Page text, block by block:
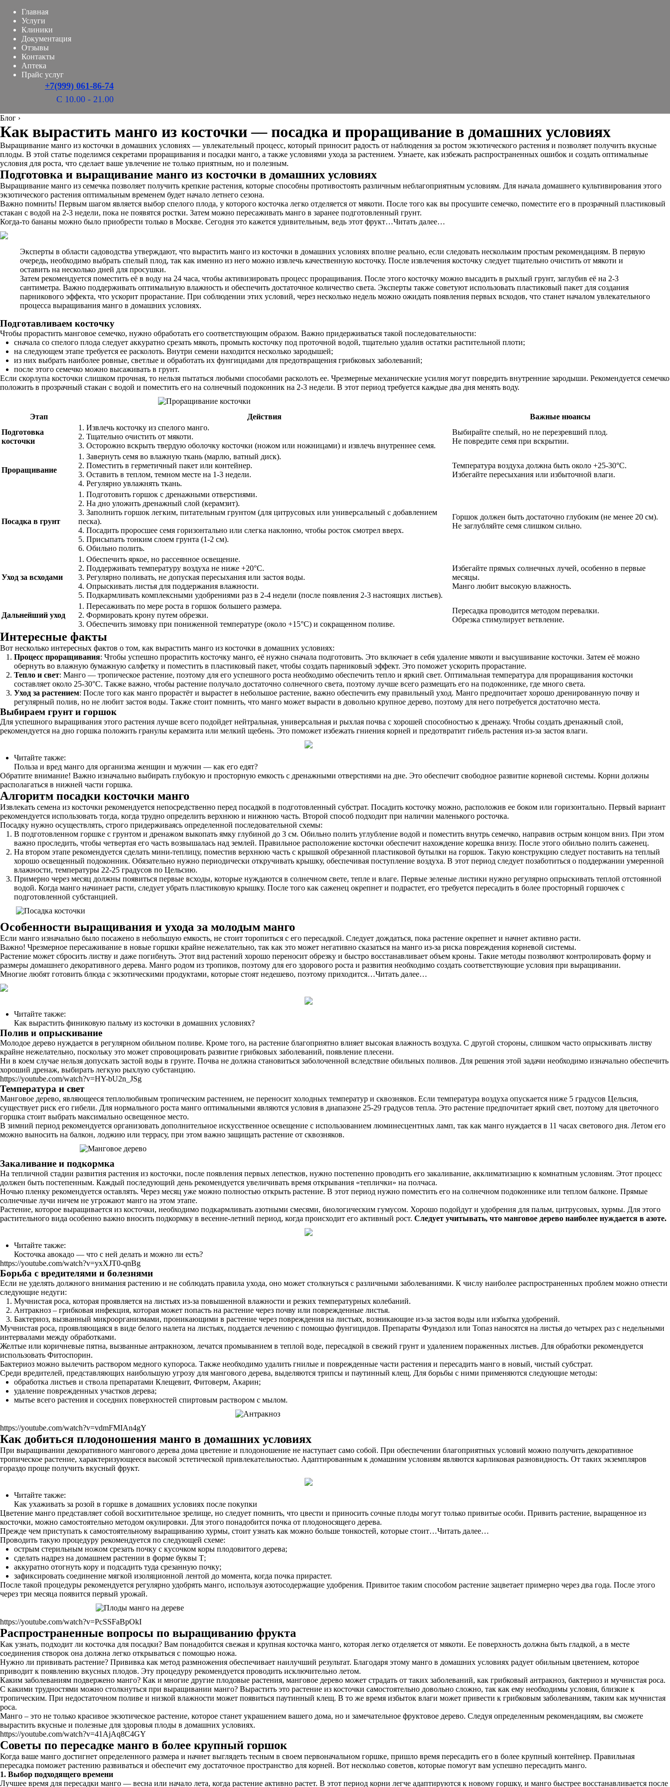
Главная
Услуги
Клиники
Документация
Отзывы
Контакты
Аптека
Прайс услуг
+7(999) 061-86-74
С 10.00 - 21.00
Блог ›
Как вырастить манго из косточки — посадка и проращивание в домашних условиях
Выращивание манго из косточки в домашних условиях — увлекательный процесс, который приносит радость от наблюдения за ростом экзотического растения и позволяет получить вкусные
плоды. В этой статье поделимся секретами проращивания и посадки манго, а также условиями ухода за растением. Узнаете, как избежать распространенных ошибок и создать оптимальные
условия для роста, что сделает ваше увлечение не только приятным, но и полезным.
Подготовка и выращивание манго из косточки в домашних условиях
Выращивание манго из семечка позволяет получить крепкие растения, которые способны противостоять различным неблагоприятным условиям. Для начала домашнего культивирования этого
экзотического растения оптимальным временем будет начало летнего сезона.
Важно помнить! Первым шагом является выбор спелого плода, у которого косточка легко отделяется от мякоти. После того как вы просушите семечко, поместите его в прозрачный пластиковый
стакан с водой на 2-3 недели, пока не появятся ростки. Затем можно пересаживать манго в заранее подготовленный грунт.
Когда-то бананы можно было приобрести только в Москве. Сегодня это кажется удивительным, ведь этот фрукт…Читать далее…
Эксперты в области садоводства утверждают, что вырастить манго из косточки в домашних условиях вполне реально, если следовать нескольким простым рекомендациям. В первую
очередь, необходимо выбрать спелый плод, так как именно из него можно извлечь качественную косточку. После извлечения косточку следует тщательно очистить от мякоти и
оставить на несколько дней для просушки.
Затем рекомендуется поместить её в воду на 24 часа, чтобы активизировать процесс проращивания. После этого косточку можно высадить в рыхлый грунт, заглубив её на 2-3
сантиметра. Важно поддерживать оптимальную влажность и обеспечить достаточное количество света. Эксперты также советуют использовать пластиковый пакет для создания
парникового эффекта, что ускорит прорастание. При соблюдении этих условий, через несколько недель можно ожидать появления первых всходов, что станет началом увлекательного
процесса выращивания манго в домашних условиях.
Подготавливаем косточку
Чтобы прорастить манговое семечко, нужно обработать его соответствующим образом. Важно придерживаться такой последовательности:
сначала со спелого плода следует аккуратно срезать мякоть, промыть косточку под проточной водой, тщательно удалив остатки растительной плоти;
на следующем этапе требуется ее расколоть. Внутри семени находится несколько зародышей;
из них выбрать наиболее ровные, светлые и обработать их фунгицидами для предотвращения грибковых заболеваний;
после этого семечко можно высаживать в грунт.
Если скорлупа косточки слишком прочная, то нельзя пытаться любыми способами расколоть ее. Чрезмерные механические усилия могут повредить внутренние зародыши. Рекомендуется семечко
положить в прозрачный стакан с водой и поместить его на солнечный подоконник на 2-3 недели. В этот период требуется каждые два дня менять воду.
Этап Действия
Важные нюансы
Подготовка
косточки
1. Извлечь косточку из спелого манго.
2. Тщательно очистить от мякоти.
3. Осторожно вскрыть твердую оболочку косточки (ножом или ножницами) и извлечь внутреннее семя.
Выбирайте спелый, но не перезревший плод.
Не повредите семя при вскрытии.
Проращивание
1. Завернуть семя во влажную ткань (марлю, ватный диск).
2. Поместить в герметичный пакет или контейнер.
3. Оставить в теплом, темном месте на 1-3 недели.
4. Регулярно увлажнять ткань.
Температура воздуха должна быть около +25-30°C.
Избегайте пересыхания или избыточной влаги.
Посадка в грунт
1. Подготовить горшок с дренажными отверстиями.
2. На дно уложить дренажный слой (керамзит).
3. Заполнить горшок легким, питательным грунтом (для цитрусовых или универсальный с добавлением
песка).
4. Посадить проросшее семя горизонтально или слегка наклонно, чтобы росток смотрел вверх.
5. Присыпать тонким слоем грунта (1-2 см).
6. Обильно полить.
Горшок должен быть достаточно глубоким (не менее 20 см).
Не заглубляйте семя слишком сильно.
Уход за всходами
1. Обеспечить яркое, но рассеянное освещение.
2. Поддерживать температуру воздуха не ниже +20°C.
3. Регулярно поливать, не допуская пересыхания или застоя воды.
4. Опрыскивать листья для поддержания влажности.
5. Подкармливать комплексными удобрениями раз в 2-4 недели (после появления 2-3 настоящих листьев).
Избегайте прямых солнечных лучей, особенно в первые
месяцы.
Манго любит высокую влажность.
Дальнейший уход
1. Пересаживать по мере роста в горшок большего размера.
2. Формировать крону путем обрезки.
3. Обеспечить зимовку при пониженной температуре (около +15°C) и сокращенном поливе.
Пересадка проводится методом перевалки.
Обрезка стимулирует ветвление.
Интересные факты
Вот несколько интересных фактов о том, как вырастить манго из косточки в домашних условиях:
Процесс проращивания: Чтобы успешно прорастить косточку манго, её нужно сначала подготовить. Это включает в себя удаление мякоти и высушивание косточки. Затем её можно
обернуть во влажную бумажную салфетку и поместить в пластиковый пакет, чтобы создать парниковый эффект. Это поможет ускорить прорастание.
Тепло и свет: Манго — тропическое растение, поэтому для его успешного роста необходимо обеспечить тепло и яркий свет. Оптимальная температура для проращивания косточки
составляет около 25-30°C. Также важно, чтобы растение получало достаточно солнечного света, поэтому лучше всего размещать его на подоконнике, где много света.
Уход за растением: После того как манго прорастёт и вырастет в небольшое растение, важно обеспечить ему правильный уход. Манго предпочитает хорошо дренированную почву и
регулярный полив, но не любит застоя воды. Также стоит помнить, что манго может вырасти в довольно крупное дерево, поэтому для него потребуется достаточно места.
Выбираем грунт и горшок
Для успешного выращивания этого растения лучше всего подойдет нейтральная, универсальная и рыхлая почва с хорошей способностью к дренажу. Чтобы создать дренажный слой,
рекомендуется на дно горшка положить гранулы керамзита или мелкий щебень. Это поможет избежать гниения корней и предотвратит гибель растения из-за застоя влаги.
Читайте также:
Польза и вред манго для организма женщин и мужчин — как его едят?
Обратите внимание! Важно изначально выбирать глубокую и просторную емкость с дренажными отверстиями на дне. Это обеспечит свободное развитие корневой системы. Корни должны
располагаться в нижней части горшка.
Алгоритм посадки косточки манго
Извлекать семена из косточки рекомендуется непосредственно перед посадкой в подготовленный субстрат. Посадить косточку можно, расположив ее боком или горизонтально. Первый вариант
рекомендуется использовать тогда, когда трудно определить верхнюю и нижнюю часть. Второй способ подходит при наличии маленького росточка.
Посадку нужно осуществлять, строго придерживаясь определенной последовательной схемы:
В подготовленном горшке с грунтом и дренажом выкопать ямку глубиной до 3 см. Обильно полить углубление водой и поместить внутрь семечко, направив острым концом вниз. При этом
важно проследить, чтобы четвертая его часть возвышалась над землей. Правильное расположение косточки обеспечит нахождение корешка внизу. После этого обильно полить саженец.
На втором этапе рекомендуется сделать мини-теплицу, поместив верхнюю часть с крышкой обрезанной пластиковой бутылки на горшок. Такую конструкцию следует поставить на теплый
хорошо освещенный подоконник. Обязательно нужно периодически откручивать крышку, обеспечивая поступление воздуха. В этот период следует позаботиться о поддержании умеренной
влажности, температуры 22-25 градусов по Цельсию.
Примерно через месяц должны появиться первые всходы, которые нуждаются в солнечном свете, тепле и влаге. Первые зеленые листики нужно регулярно опрыскивать теплой отстоянной
водой. Когда манго начинает расти, следует убрать пластиковую крышку. После того как саженец окрепнет и подрастет, его требуется пересадить в более просторный горшочек с
подготовленной субстанцией.
Особенности выращивания и ухода за молодым манго
Если манго изначально было посажено в небольшую емкость, не стоит торопиться с его пересадкой. Следует дождаться, пока растение окрепнет и начнет активно расти.
Важно! Чрезмерное пересаживание в новые горшки крайне нежелательно, так как это может негативно сказаться на манго из-за риска повреждения корневой системы.
Растение может сбросить листву и даже погибнуть. Этот вид растений хорошо переносит обрезку и быстро восстанавливает объем кроны. Такие методы позволяют контролировать форму и
размеры домашнего декоративного дерева. Манго родом из тропиков, поэтому для его здорового роста и развития необходимо создать соответствующие условия при выращивании.
Многие любят готовить блюда с экзотическими продуктами, которые стоят недешево, поэтому приходится…Читать далее…
Читайте также:
Как вырастить финиковую пальму из косточки в домашних условиях?
Полив и опрыскивание
Молодое дерево нуждается в регулярном обильном поливе. Кроме того, на растение благоприятно влияет высокая влажность воздуха. С другой стороны, слишком часто опрыскивать листву
крайне нежелательно, поскольку это может спровоцировать развитие грибковых заболеваний, появление плесени.
Ни в коем случае нельзя допускать застой воды в грунте. Почва не должна становиться заболоченной вследствие обильных поливов. Для решения этой задачи необходимо изначально обеспечить
хороший дренаж, выбирать легкую рыхлую субстанцию.
https://youtube.com/watch?v=HY-bU2n_JSg
Температура и свет
Манговое дерево, являющееся теплолюбивым тропическим растением, не переносит холодных температур и сквозняков. Если температура воздуха опускается ниже 5 градусов Цельсия,
существует риск его гибели. Для нормального роста манго оптимальными являются условия в диапазоне 25-29 градусов тепла. Это растение предпочитает яркий свет, поэтому для цветочного
горшка стоит выбрать максимально освещенное место.
В зимний период рекомендуется организовать дополнительное искусственное освещение с использованием люминесцентных ламп, так как манго нуждается в 11 часах светового дня. Летом его
можно выносить на балкон, лоджию или террасу, при этом важно защищать растение от сквозняков.
Закаливание и подкормка
На тепличной стадии развития растения из косточки, после появления первых лепестков, нужно постепенно проводить его закаливание, акклиматизацию к комнатным условиям. Этот процесс
должен быть постепенным. Каждый последующий день рекомендуется увеличивать время открывания «теплички» на полчаса.
Ночью пленку рекомендуется оставлять. Через месяц уже можно полностью открыть растение. В этот период нужно поместить его на солнечном подоконнике или теплом балконе. Прямые
солнечные лучи ничем не угрожают манго на этом этапе.
Растение, которое выращивается из косточки, необходимо подкармливать азотными смесями, биологическим гумусом. Хорошо подойдут и удобрения для пальм, цитрусовых, хурмы. Для этого
растительного вида особенно важно вносить подкормку в весенне-летний период, когда происходит его активный рост. Следует учитывать, что манговое дерево наиболее нуждается в азоте.
Читайте также:
Косточка авокадо — что с ней делать и можно ли есть?
https://youtube.com/watch?v=yxXJT0-qnBg
Борьба с вредителями и болезнями
Если не уделять должного внимания растению и не соблюдать правила ухода, оно может столкнуться с различными заболеваниями. К числу наиболее распространенных проблем можно отнести
следующие недуги:
Мучнистая роса, которая проявляется на листьях из-за повышенной влажности и резких температурных колебаний.
Антракноз – грибковая инфекция, которая может попасть на растение через почву или поврежденные листья.
Бактериоз, вызванный микроорганизмами, проникающими в растение через повреждения на листьях, возникающие из-за застоя воды или избытка удобрений.
Мучнистая роса, проявляющаяся в виде белого налета на листьях, поддается лечению с помощью фунгицидов. Препараты Фундазол или Топаз наносятся на листья до четырех раз с недельными
интервалами между обработками.
Желтые или коричневые пятна, вызванные антракнозом, лечатся промыванием в теплой воде, пересадкой в свежий грунт и удалением пораженных листьев. Для обработки рекомендуется
использовать Фитоспорин.
Бактериоз можно вылечить раствором медного купороса. Также необходимо удалить гнилые и поврежденные части растения и пересадить манго в новый, чистый субстрат.
Среди вредителей, представляющих наибольшую угрозу для мангового дерева, выделяются трипсы и паутинный клещ. Для борьбы с ними применяются следующие методы:
обработка листьев и ствола препаратами Клещевит, Фитоверм, Акарин;
удаление поврежденных участков дерева;
мытье всего растения и соседних поверхностей спиртовым раствором с мылом.
https://youtube.com/watch?v=vdmFMIAn4gY
Как добиться плодоношения манго в домашних условиях
При выращивании декоративного мангового дерева дома цветение и плодоношение не наступает само собой. При обеспечении благоприятных условий можно получить декоративное
тропическое растение, характеризующееся высокой эстетической привлекательностью. Адаптированным к домашним условиям являются карликовая разновидность. От таких экземпляров
гораздо проще получить вкусный фрукт.
Читайте также:
Как ухаживать за розой в горшке в домашних условиях после покупки
Цветение манго представляет собой восхитительное зрелище, но следует помнить, что цвести и приносить сочные плоды могут только привитые особи. Привить растение, выращенное из
косточки, можно самостоятельно методом окулировки. Для этого понадобится почка от плодоносящего дерева.
Прежде чем приступать к самостоятельному выращиванию хурмы, стоит узнать как можно больше тонкостей, которые стоит…Читать далее…
Проводить такую процедуру рекомендуется по следующей схеме:
острым стерильным ножом срезать почку с кусочком коры плодовитого дерева;
сделать надрез на домашнем растении в форме буквы Т;
аккуратно отогнуть кору и подсадить туда срезанную почку;
зафиксировать соединение мягкой изоляционной лентой до момента, когда почка прирастет.
После такой процедуры рекомендуется регулярно удобрять манго, используя азотосодержащие удобрения. Привитое таким способом растение зацветает примерно через два года. После этого
через три месяца появится первый урожай.
https://youtube.com/watch?v=PcSSFaBpOkI
Распространенные вопросы по выращиванию фрукта
Как узнать, подходит ли косточка для посадки? Вам понадобится свежая и крупная косточка манго, которая легко отделяется от мякоти. Ее поверхность должна быть гладкой, а в месте
соединения створок она должна легко открываться с помощью ножа.
Нужно ли прививать растение? Прививка как метод размножения обеспечивает наилучший результат. Благодаря этому манго в домашних условиях радует обильным цветением, которое
приводит к появлению вкусных плодов. Эту процедуру рекомендуется проводить исключительно летом.
Каким заболеваниям подвержено манго? Как и многие другие плодовые растения, манговое дерево может страдать от таких заболеваний, как грибковый антракноз, бактериоз и мучнистая роса.
С какими трудностями можно столкнуться при выращивании манго? Вырастить это растение из косточки самостоятельно довольно сложно, так как ему необходимы условия, близкие к
тропическим. При недостаточном поливе и низкой влажности может появиться паутинный клещ. В то же время избыток влаги может привести к грибковым заболеваниям, таким как мучнистая
роса.
Манго – это не только красивое экзотическое растение, которое станет украшением вашего дома, но и замечательное фруктовое дерево. Следуя определенным рекомендациям, вы сможете
вырастить вкусные и полезные для здоровья плоды в домашних условиях.
https://youtube.com/watch?v=41AjAq8C4GY
Советы по пересадке манго в более крупный горшок
Когда ваше манго достигнет определенного размера и начнет выглядеть тесным в своем первоначальном горшке, пришло время пересадить его в более крупный контейнер. Правильная
пересадка поможет растению развиваться и обеспечит ему достаточное пространство для корней. Вот несколько советов, которые помогут вам успешно пересадить манго.
1. Выбор подходящего времени
Лучшее время для пересадки манго — весна или начало лета, когда растение активно растет. В этот период корни легче адаптируются к новому горшку, и манго быстрее восстанавливается после